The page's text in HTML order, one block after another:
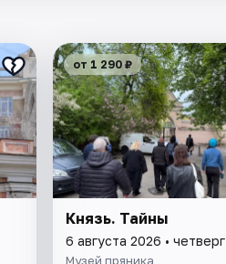
от 1 290 ₽
Князь. Тайны
6 августа 2026 • четверг
Музей пряника